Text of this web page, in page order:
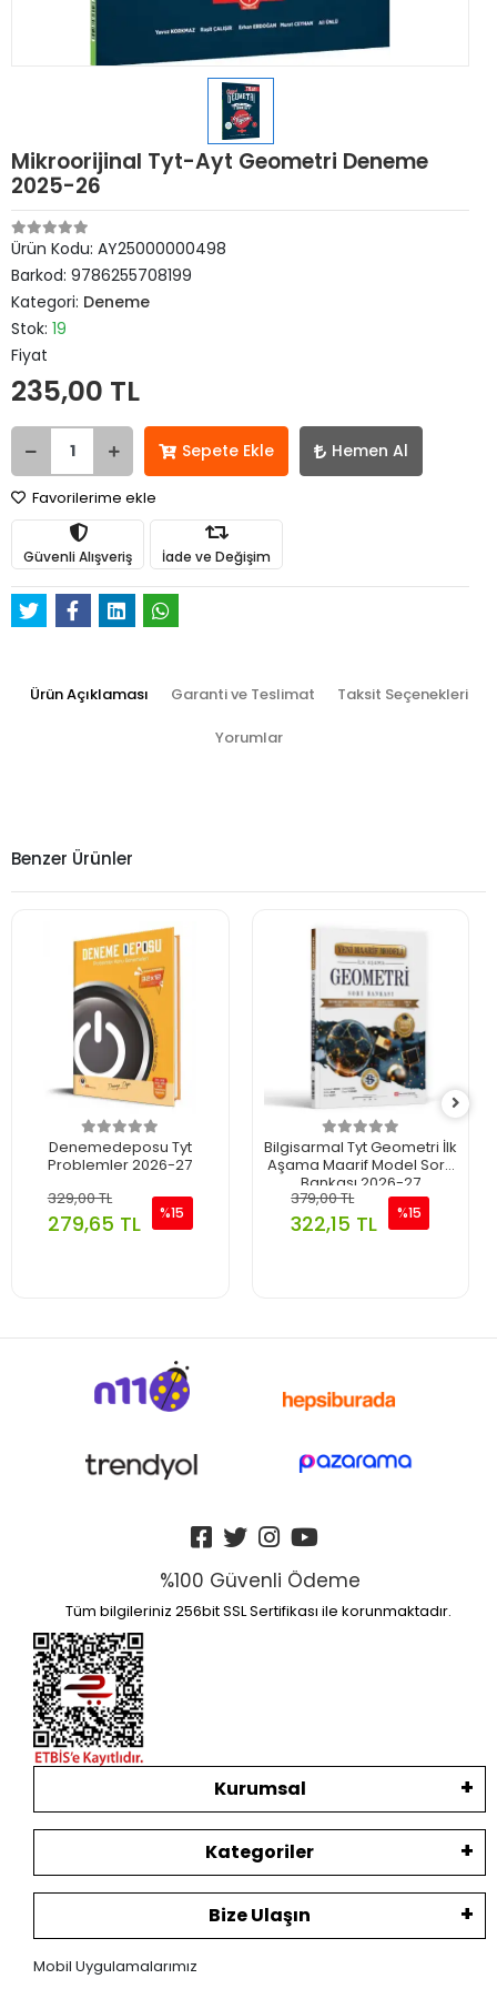
Mikroorijinal Tyt-Ayt Geometri Deneme
2025-26
Ürün Kodu: AY25000000498
Barkod: 9786255708199
Kategori: Deneme
Stok: 19
Fiyat
235,00 TL
Sepete Ekle Hemen Al
Favorilerime ekle
Güvenli Alışveriş İade ve Değişim
Ürün Açıklaması Garanti ve Teslimat Taksit Seçenekleri
Yorumlar
Benzer Ürünler
Denemedeposu Tyt
Problemler 2026-27
329,00 TL
279,65 TL %15
Bilgisarmal Tyt Geometri İlk
Aşama Maarif Model Soru
Bankası 2026-27
379,00 TL
322,15 TL %15
%100 Güvenli Ödeme
Tüm bilgileriniz 256bit SSL Sertifikası ile korunmaktadır.
Kurumsal
Kategoriler
Bize Ulaşın
Mobil Uygulamalarımız